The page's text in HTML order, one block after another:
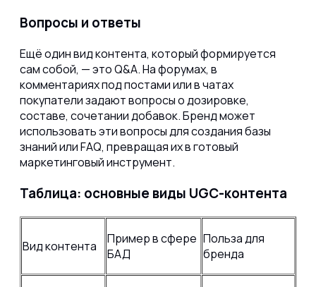
Вопросы и ответы
Ещё один вид контента, который формируется
сам собой, — это Q&A. На форумах, в
комментариях под постами или в чатах
покупатели задают вопросы о дозировке,
составе, сочетании добавок. Бренд может
использовать эти вопросы для создания базы
знаний или FAQ, превращая их в готовый
маркетинговый инструмент.
Таблица: основные виды UGC-контента
Вид контента
Пример в сфере
БАД
Польза для
бренда